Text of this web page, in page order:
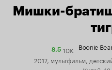
Мишки-
8.5Рейтинг
Кинопоиска
8.5
10K Boonie
2017, мультфильм,